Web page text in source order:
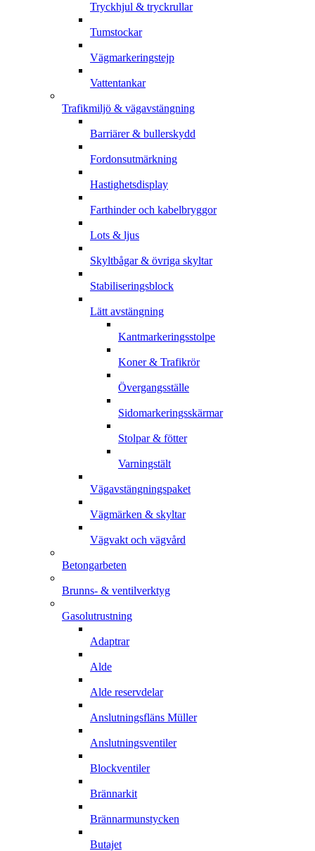
Tryckhjul & tryckrullar
Tumstockar
Vägmarkeringstejp
Vattentankar
Trafikmiljö & vägavstängning
Barriärer & bullerskydd
Fordonsutmärkning
Hastighetsdisplay
Farthinder och kabelbryggor
Lots & ljus
Skyltbågar & övriga skyltar
Stabiliseringsblock
Lätt avstängning
Kantmarkeringsstolpe
Koner & Trafikrör
Övergangsställe
Sidomarkeringsskärmar
Stolpar & fötter
Varningstält
Vägavstängningspaket
Vägmärken & skyltar
Vägvakt och vägvård
Betongarbeten
Brunns- & ventilverktyg
Gasolutrustning
Adaptrar
Alde
Alde reservdelar
Anslutningsfläns Müller
Anslutningsventiler
Blockventiler
Brännarkit
Brännarmunstycken
Butajet